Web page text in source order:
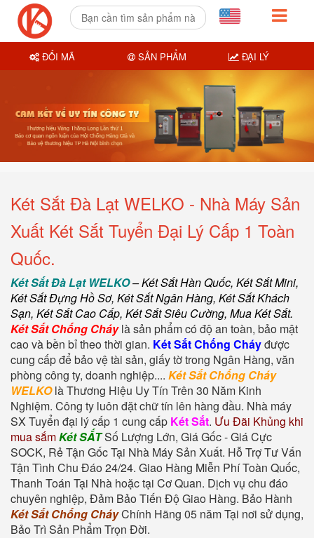
Két Sắt Đà Lạt WELKO - Nhà Máy Sản
Xuất Két Sắt Tuyển Đại Lý Cấp 1 Toàn
Quốc.
Két Sắt Đà Lạt WELKO–Két Sắt Hàn Quốc, Két Sắt Mini,
Két Sắt Đựng Hồ Sơ, Két Sắt Ngân Hàng, Két Sắt Khách
Sạn, Két Sắt Cao Cấp, Két Sắt Siêu Cường, Mua Két Sắt.
Két Sắt Chống Cháylà sản phẩm có độ an toàn, bảo mật
cao và bền bỉ theo thời gian. Két Sắt Chống Cháyđược
cung cấp để bảo vệ tài sản, giấy tờ trong Ngân Hàng, văn
phòng công ty, doanh nghiệp.... Két Sắt Chống Cháy
WELKOlà Thương Hiệu Uy Tín Trên 30 Năm Kinh
Nghiệm. Công ty luôn đặt chữ tín lên hàng đầu. Nhà máy
SX Tuyển đại lý cấp 1 cung cấp Két Sắt. Ưu Đãi Khủng khi
mua sắmKét SẮTSố Lượng Lớn, Giá Gốc - Giá Cực
SOCK, Rẻ Tận Gốc Tại Nhà Máy Sản Xuất. Hỗ Trợ Tư Vấn
Tận Tình Chu Đáo 24/24. Giao Hàng Miễn Phí Toàn Quốc,
Thanh Toán Tại Nhà hoặc tại Cơ Quan. Dịch vụ chu đáo
chuyên nghiệp, Đảm Bảo Tiến Độ Giao Hàng. Bảo Hành
Két Sắt Chống CháyChính Hãng 05 năm Tại nơi sử dụng,
Bảo Trì Sản Phẩm Trọn Đời.
ĐỔI MÃ SẢN PHẨM ĐẠI LÝ